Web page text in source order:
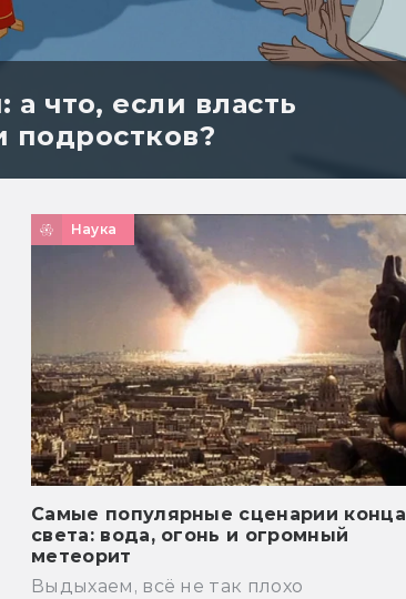
что, если власть
подростков?
Наука
Самые популярные сценарии конца
света: вода, огонь и огромный
метеорит
Выдыхаем, всё не так плохо